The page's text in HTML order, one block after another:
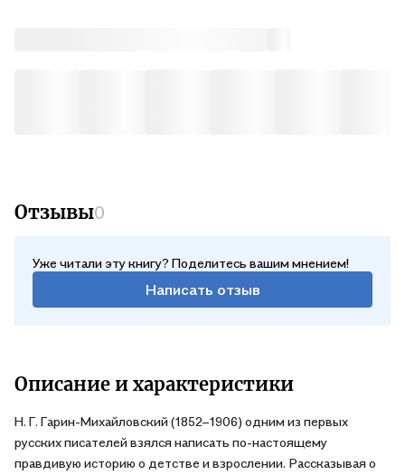
Отзывы0
Уже читали эту книгу? Поделитесь вашим мнением!
Написать отзыв
Описание и характеристики
Н. Г. Гарин-Михайловский (1852–1906) одним из первых
русских писателей взялся написать по-настоящему
правдивую историю о детстве и взрослении. Рассказывая о